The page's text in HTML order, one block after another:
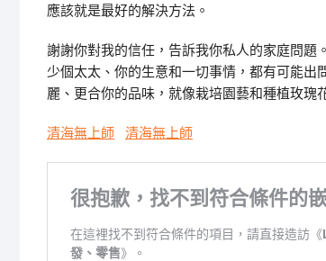
應該就是最好的解決方法。
謝謝你對我的信任，告訴我你私人的家庭問題
少個太太、你的生意和一切事情，都有可能
麗、更合你的品味，就像栽培園藝和種植玫瑰
清海無上師 清海無上師